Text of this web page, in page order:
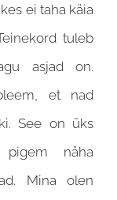
ei taha käia
tuleb
asjad on.
et nad
See on üks
näha
Mina olen